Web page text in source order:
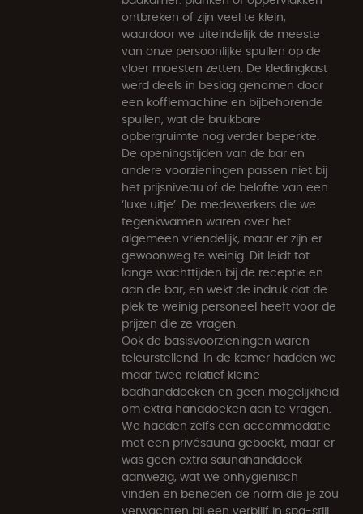
ontbreken of zijn veel te klein,
waardoor we uiteindelijk de meeste
van onze persoonlijke spullen op de
vloer moesten zetten. De kledingkast
werd deels in beslag genomen door
een koffiemachine en bijbehorende
spullen, wat de bruikbare
opbergruimte nog verder beperkte.
De openingstijden van de bar en
andere voorzieningen passen niet bij
het prijsniveau of de belofte van een
‘luxe uitje’. De medewerkers die we
tegenkwamen waren over het
algemeen vriendelijk, maar er zijn er
gewoonweg te weinig. Dit leidt tot
lange wachttijden bij de receptie en
aan de bar, en wekt de indruk dat de
plek te weinig personeel heeft voor de
prijzen die ze vragen.
Ook de basisvoorzieningen waren
teleurstellend. In de kamer hadden we
maar twee relatief kleine
badhanddoeken en geen mogelijkheid
om extra handdoeken aan te vragen.
We hadden zelfs een accommodatie
met een privésauna geboekt, maar er
was geen extra saunahanddoek
aanwezig, wat we onhygiënisch
vinden en beneden de norm die je zou
verwachten bij een verblijf in spa-stijl.